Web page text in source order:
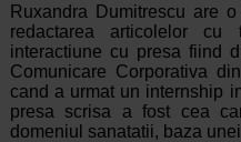
Ruxandra Dumitrescu are
redactarea articolelor cu
interactiune cu presa fiind
Comunicare Corporativa
cand a urmat un internship
presa scrisa a fost cea
domeniul sanatatii, baza